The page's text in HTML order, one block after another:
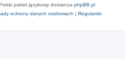
pakiet językowy dostarcza phpBB.pl
ochrony danych osobowych | Regulamin